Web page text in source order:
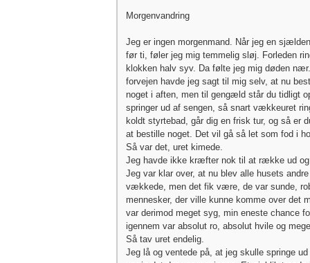
Morgenvandring
Jeg er ingen morgenmand. Når jeg en
før ti, føler jeg mig temmelig sløj. Forleden
klokken halv syv. Da følte jeg mig døden
forvejen havde jeg sagt til mig selv, at nu
noget i aften, men til gengæld står du tidligt
springer ud af sengen, så snart vækkeuret
koldt styrtebad, går dig en frisk tur, og så er
at bestille noget. Det vil gå så let som fod i
Så var det, uret kimede.
Jeg havde ikke kræfter nok til at række ud
Jeg var klar over, at nu blev alle husets andre
vækkede, men det fik være, de var sunde,
mennesker, der ville kunne komme over det
var derimod meget syg, min eneste chance
igennem var absolut ro, absolut hvile og
Så tav uret endelig.
Jeg lå og ventede på, at jeg skulle springe